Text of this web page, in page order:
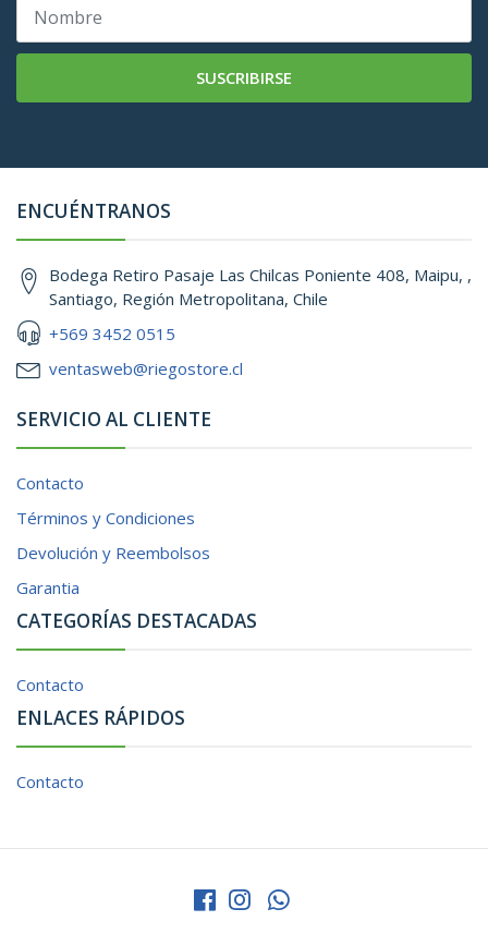
SUSCRIBIRSE
ENCUÉNTRANOS
Bodega Retiro Pasaje Las Chilcas Poniente 408, Maipu, ,
Santiago, Región Metropolitana, Chile
+569 3452 0515
ventasweb@riegostore.cl
SERVICIO AL CLIENTE
Contacto
Términos y Condiciones
Devolución y Reembolsos
Garantia
CATEGORÍAS DESTACADAS
Contacto
ENLACES RÁPIDOS
Contacto